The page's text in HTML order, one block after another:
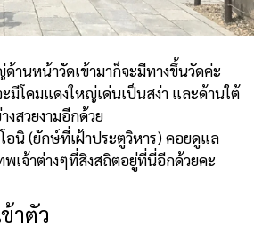
านหน้าวัดเข้ามาก็จะมีทางขึ้นวัดค่ะ
ะมีโคมแดงใหญ่เด่นเป็นสง่า และด้านใต้
งสวยงามอีกด้วย
อนิ (ยักษ์ที่เฝ้าประตูวิหาร) คอยดูแล
เจ้าต่างๆที่สิงสถิตอยู่ที่นี่อีกด้วยคะ
าตัว